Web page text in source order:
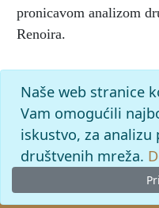
pronicavom analizom
Renoira.
Citiranje:
Crvenoruki Goupi.Filmski
Leksikografski zavod
9.8.2026. <https://
Naše web stranice
Vam omogućili
iskustvo, za
društvenih mreža.
© 2026Leksikografski